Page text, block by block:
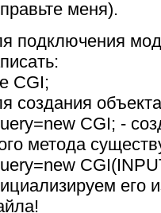
меня).
подключения
CGI;
создания
CGI; -
метода
его